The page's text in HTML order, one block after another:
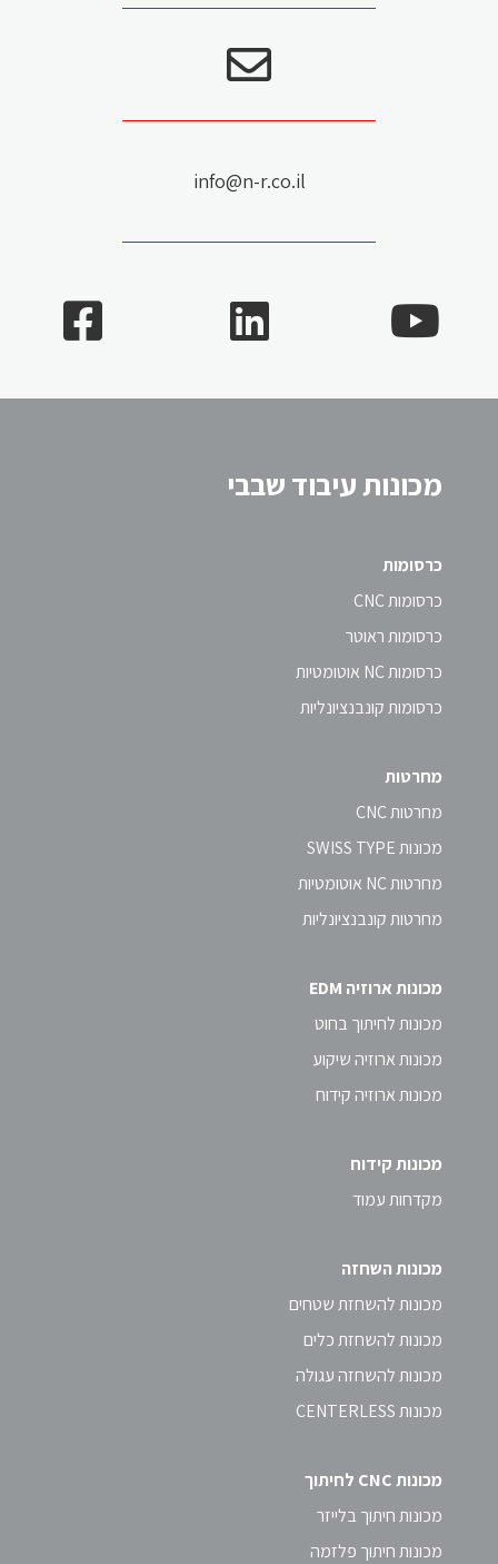
info@n-r.co.il
מכונות עיבוד שבבי
כרסומות
כרסומות CNC
כרסומות ראוטר
כרסומות NC אוטומטיות
כרסומות קונבנציונליות
מחרטות
מחרטות CNC
מכונות SWISS TYPE
מחרטות NC אוטומטיות
מחרטות קונבנציונליות
מכונות ארוזיה EDM
מכונות לחיתוך בחוט
מכונות ארוזיה שיקוע
מכונות ארוזיה קידוח
מכונות קידוח
מקדחות עמוד
מכונות השחזה
מכונות להשחזת שטחים
מכונות להשחזת כלים
מכונות להשחזה עגולה
מכונות CENTERLESS
מכונות CNC לחיתוך
מכונות חיתוך בלייזר
מכונות חיתוך פלזמה